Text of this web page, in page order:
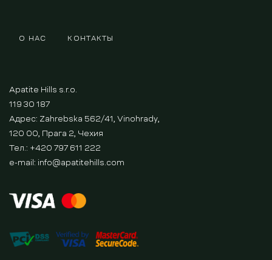
О НАС КОНТАКТЫ
Apatite Hills s.r.o.
119 30 187
Адрес: Zahrebska 562/41, Vinohrady,
120 00, Прага 2, Чехия
Тел.: +420 797 611 222
e-mail: info@apatitehills.com